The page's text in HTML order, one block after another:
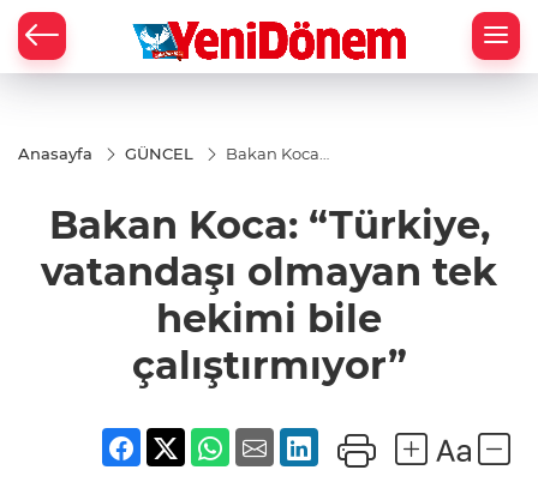
Anasayfa GÜNCEL
Bakan Koca:
olmayan tek
hekimi bile
Bakan Koca: “Türkiye,
vatandaşı olmayan tek
hekimi bile
çalıştırmıyor”